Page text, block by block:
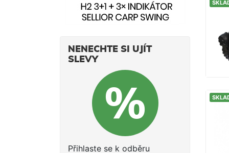
NENECHTE SI UJÍT
SLEVY
Přihlaste se k odběru